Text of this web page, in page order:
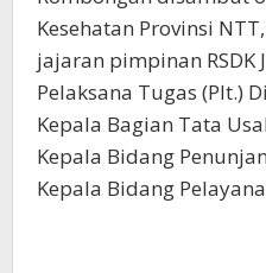
Kesehatan Provinsi
jajaran pimpinan RSDK
Pelaksana Tugas (Plt.)
Kepala Bagian Tata
Kepala Bidang
Kepala Bidang